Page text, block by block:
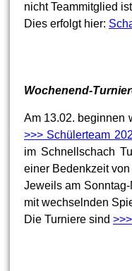
nicht Teammitglied
Dies erfolgt hier:
Wochenend-
Am 13.02. beginnen
>>> Schülerteam
im Schnellschach
einer Bedenkzeit
Jeweils am
mit wechselnden
Die Turniere sind